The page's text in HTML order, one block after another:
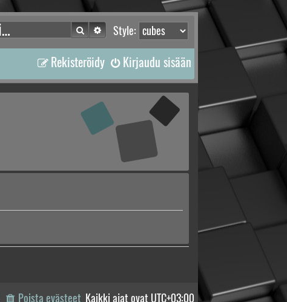
Style:
Etsi Tarkennettu haku
Kirjaudu sisään
Rekisteröidy
Kaikki ajat ovat UTC+03:00
Poista evästeet